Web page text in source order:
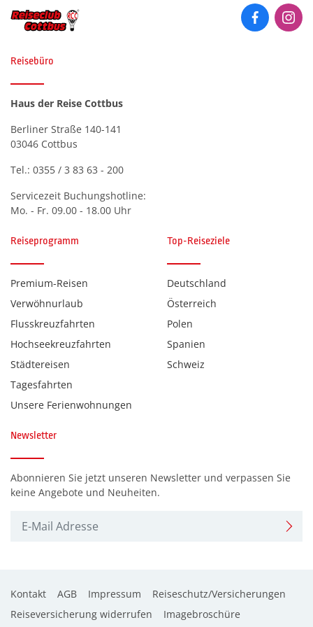
Reisebüro
Haus der Reise Cottbus
Berliner Straße 140-141
03046 Cottbus
Tel.: 0355 / 3 83 63 - 200
Servicezeit Buchungshotline:
Mo. - Fr. 09.00 - 18.00 Uhr
Reiseprogramm
Premium-Reisen
Verwöhnurlaub
Flusskreuzfahrten
Hochseekreuzfahrten
Städtereisen
Tagesfahrten
Unsere Ferienwohnungen
Top-Reiseziele
Deutschland
Österreich
Polen
Spanien
Schweiz
Newsletter
Abonnieren Sie jetzt unseren Newsletter und verpassen Sie
keine Angebote und Neuheiten.
Kontakt AGB Impressum
Reiseschutz/Versicherungen
Reiseversicherung widerrufen
Imagebroschüre